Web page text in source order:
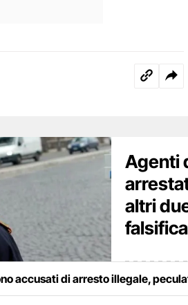
Agenti
altri
accusati di arresto illegale,